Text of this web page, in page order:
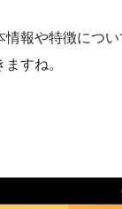
情報や特徴につ
すね。